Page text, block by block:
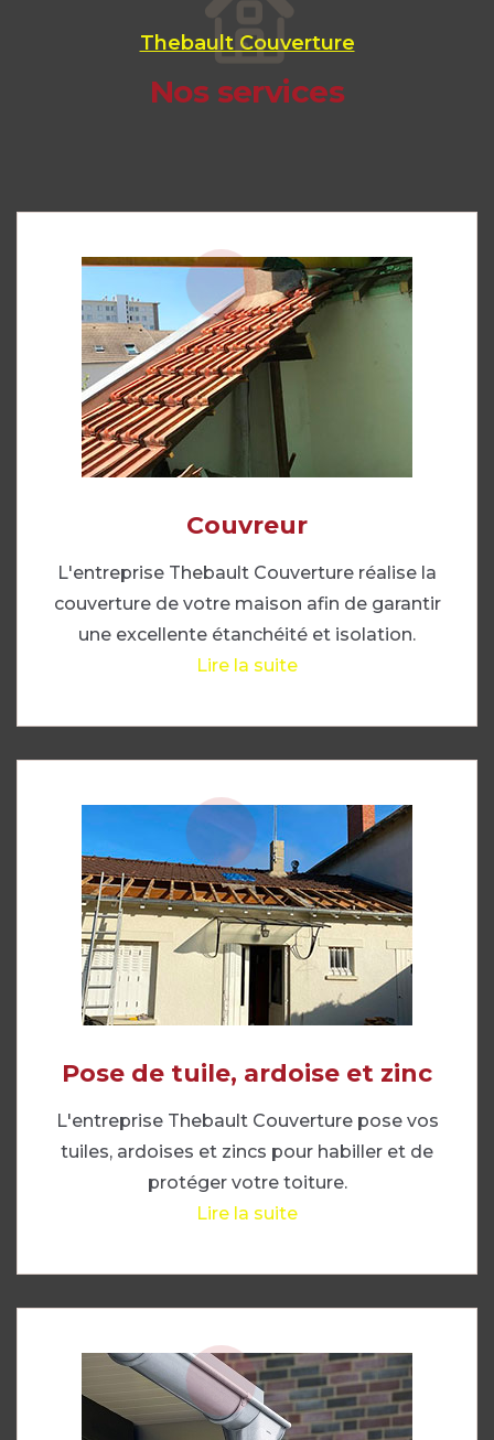
Thebault Couverture
Nos services
Couvreur
L'entreprise Thebault Couverture réalise la
couverture de votre maison afin de garantir
une excellente étanchéité et isolation.
Lire la suite
Pose de tuile, ardoise et zinc
L'entreprise Thebault Couverture pose vos
tuiles, ardoises et zincs pour habiller et de
protéger votre toiture.
Lire la suite